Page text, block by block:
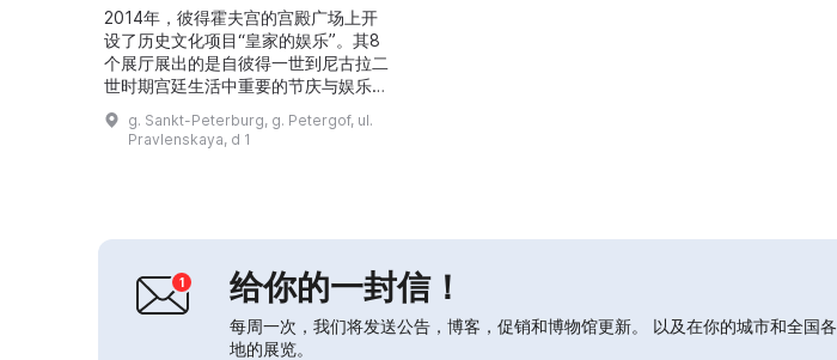
2014年，彼得霍夫宫的宫殿广场上开
设了历史文化项目“皇家的娱乐”。其8
个展厅展出的是自彼得一世到尼古拉二
世时期宫廷生活中重要的节庆与娱乐活
动。这是彼得霍夫国家博物馆（ГМЗ
“彼得霍夫”）的第一个同时使用博物馆
藏品与多媒体技术的项目。在博物馆里
典。在最后的展厅陈列着不同时代皇室
家庭的玩具与娱乐器...
g. Sankt-Peterburg, g. Petergof, ul.
Pravlenskaya, d 1
给你的一封信！
每周一次，我们将发送公告，博客，促销和博物馆更新。 以及在你的城市和全国各
地的展览。